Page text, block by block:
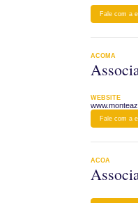
Fale com a
ACOMA
WEBSITE
Fale com a
ACOA